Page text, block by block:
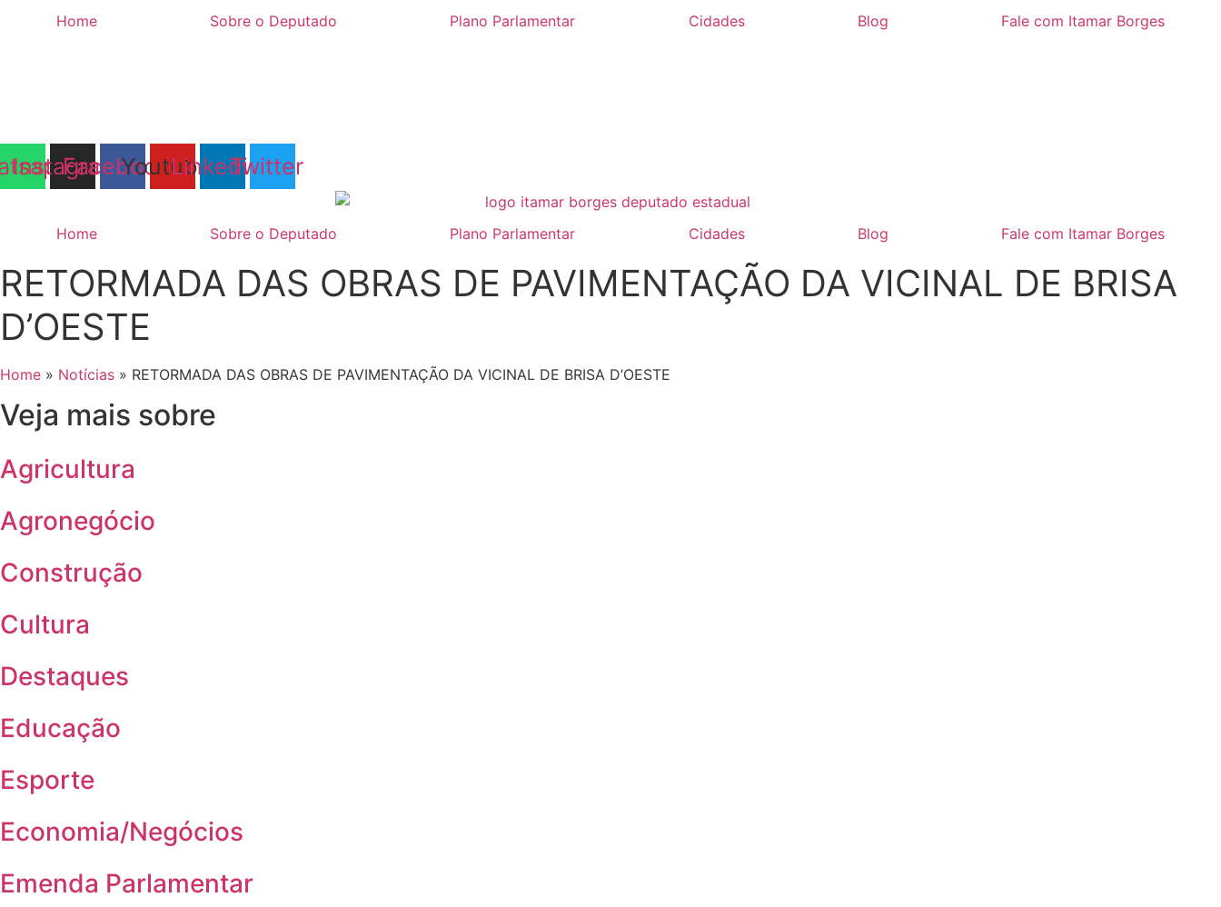
Home Sobre o Deputado Plano Parlamentar Cidades Blog Fale com Itamar Borges
Instagram
Facebook
YoutubeLinkedinTwitter
Home Sobre o Deputado Plano Parlamentar Cidades Blog Fale com Itamar Borges
RETORMADA DAS OBRAS DE PAVIMENTAÇÃO DA VICINAL DE BRISA
D’OESTE
Home » Notícias » RETORMADA DAS OBRAS DE PAVIMENTAÇÃO DA VICINAL DE BRISA D’OESTE
Veja mais sobre
Agricultura
Agronegócio
Construção
Cultura
Destaques
Educação
Esporte
Economia/Negócios
Emenda Parlamentar